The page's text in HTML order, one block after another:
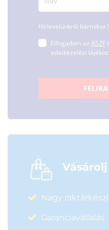
Hírlevelünkről bármikor
Elfogadom az ÁSZF
adatkezelési
Nagy
Garanciavállalás